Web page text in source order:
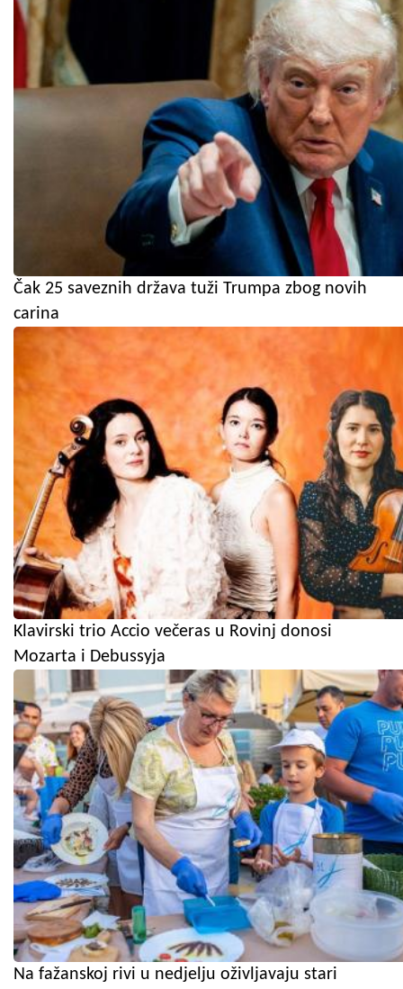
Čak 25 saveznih država tuži Trumpa zbog novih
carina
Klavirski trio Accio večeras u Rovinj donosi
Mozarta i Debussyja
Na fažanskoj rivi u nedjelju oživljavaju stari